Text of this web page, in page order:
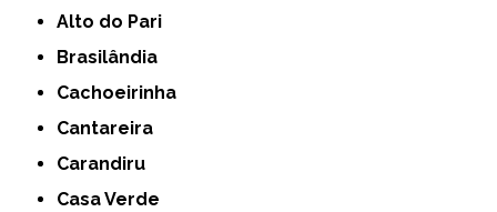
Alto do Pari
Brasilândia
Cachoeirinha
Cantareira
Carandiru
Casa Verde